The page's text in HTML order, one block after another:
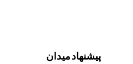
پیشنهاد میدان